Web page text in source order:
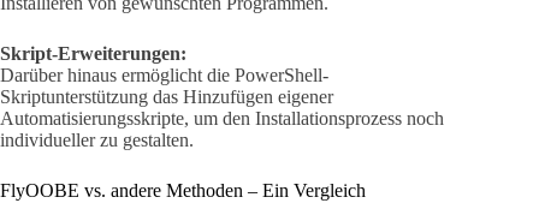
Skript-Erweiterungen:
Darüber hinaus ermöglicht die PowerShell-
Skriptunterstützung das Hinzufügen eigener
Automatisierungsskripte, um den Installationsprozess noch
individueller zu gestalten.
FlyOOBE vs. andere Methoden – Ein Vergleich